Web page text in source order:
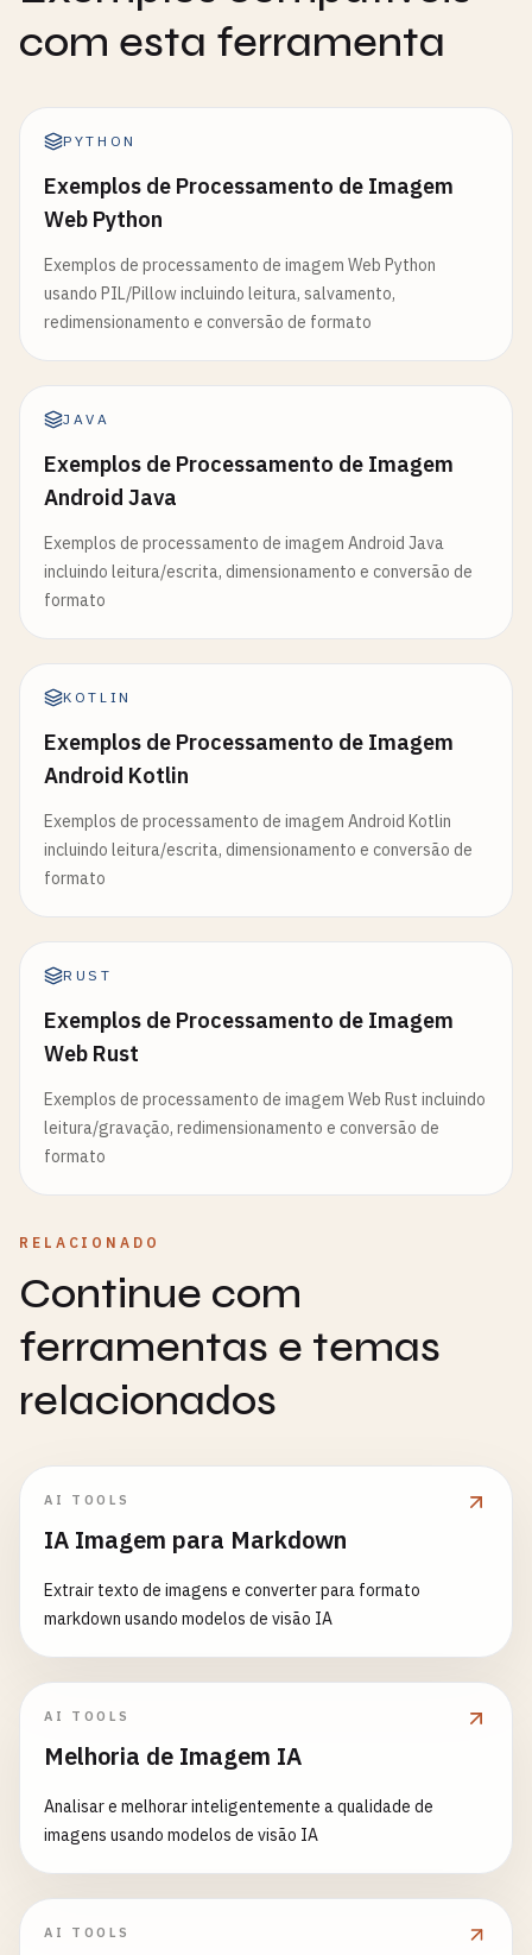
com esta ferramenta
PYTHON
Exemplos de Processamento de Imagem
Web Python
Exemplos de processamento de imagem Web Python
usando PIL/Pillow incluindo leitura, salvamento,
redimensionamento e conversão de formato
JAVA
Exemplos de Processamento de Imagem
Android Java
Exemplos de processamento de imagem Android Java
incluindo leitura/escrita, dimensionamento e conversão de
formato
KOTLIN
Exemplos de Processamento de Imagem
Android Kotlin
Exemplos de processamento de imagem Android Kotlin
incluindo leitura/escrita, dimensionamento e conversão de
formato
RUST
Exemplos de Processamento de Imagem
Web Rust
Exemplos de processamento de imagem Web Rust incluindo
leitura/gravação, redimensionamento e conversão de
formato
RELACIONADO
Continue com
ferramentas e temas
relacionados
AI TOOLS
IA Imagem para Markdown
Extrair texto de imagens e converter para formato
markdown usando modelos de visão IA
AI TOOLS
Melhoria de Imagem IA
Analisar e melhorar inteligentemente a qualidade de
imagens usando modelos de visão IA
AI TOOLS